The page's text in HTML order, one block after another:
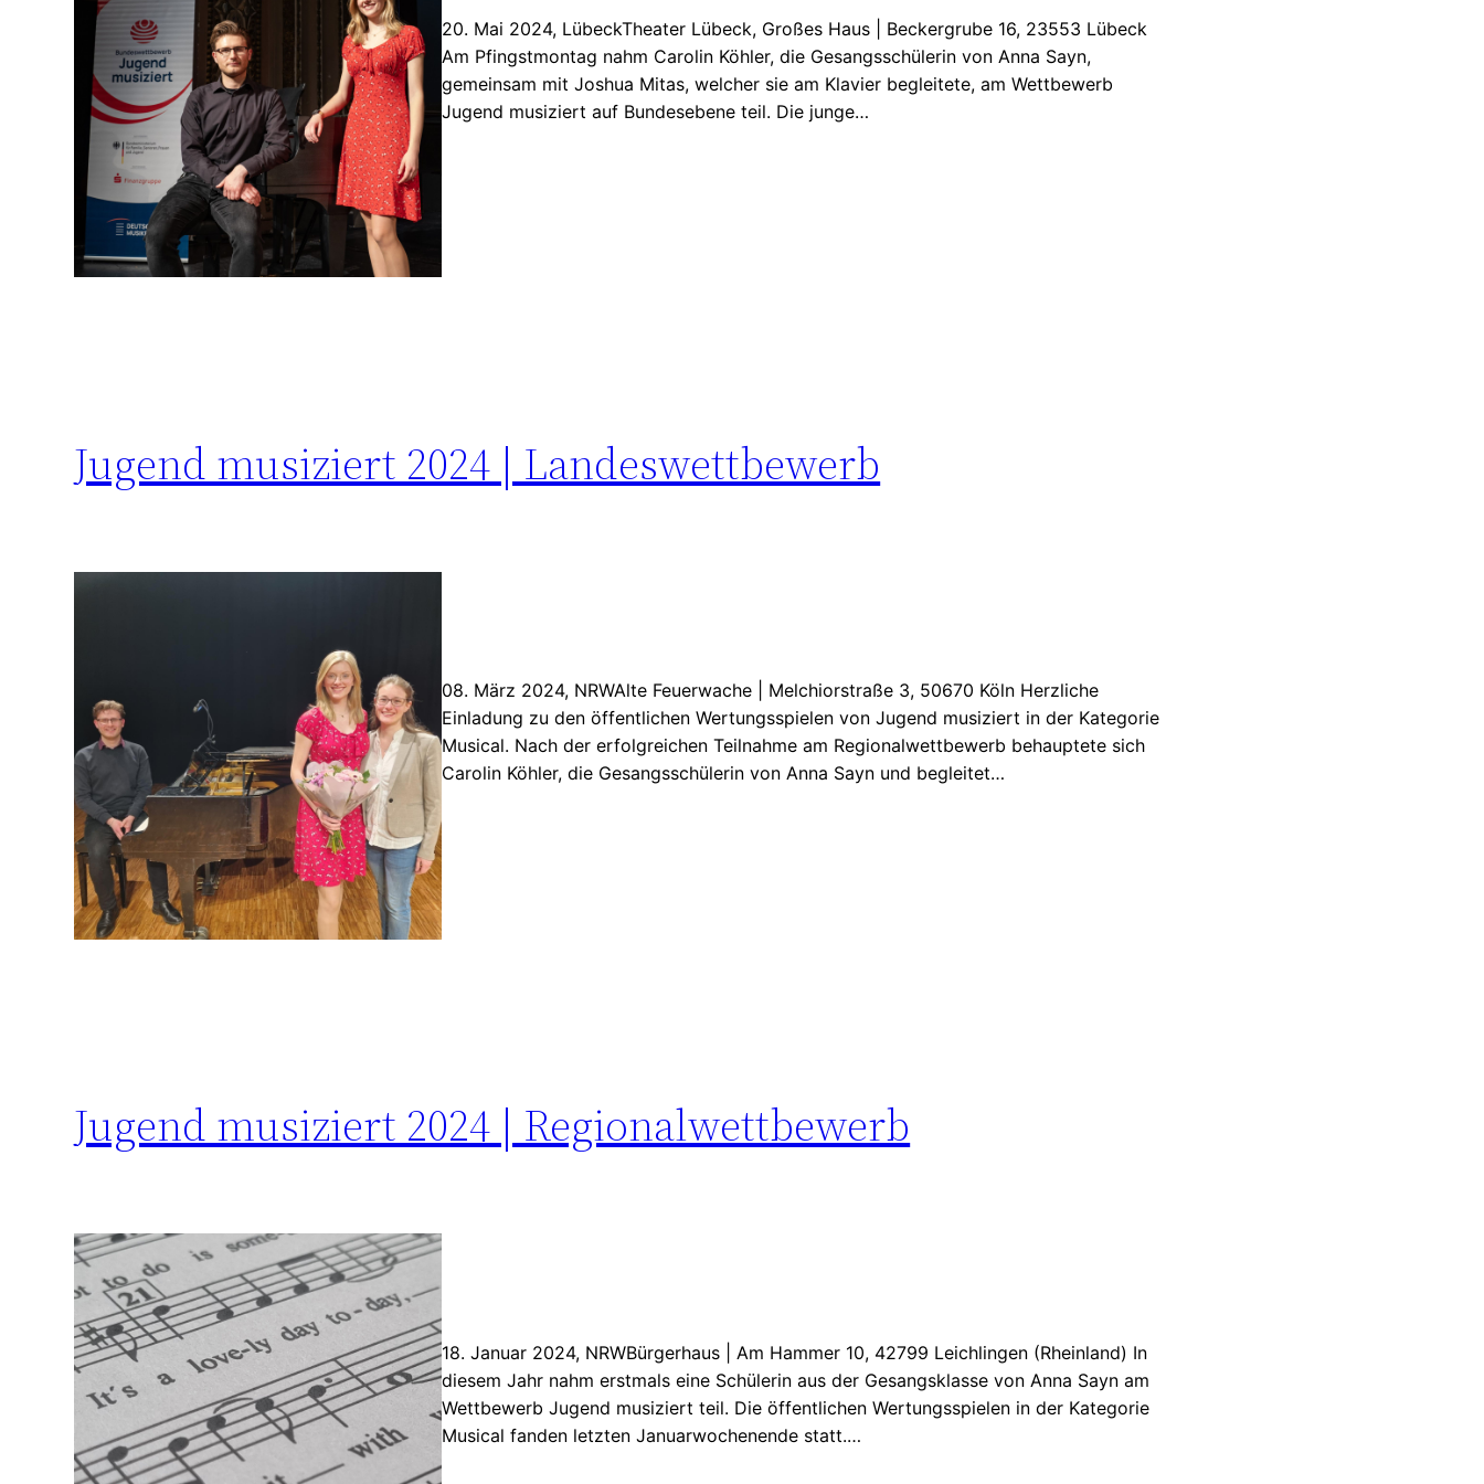
20. Mai 2024, LübeckTheater Lübeck, Großes Haus | Beckergrube 16, 23553 Lübeck
Am Pfingstmontag nahm Carolin Köhler, die Gesangsschülerin von Anna Sayn,
gemeinsam mit Joshua Mitas, welcher sie am Klavier begleitete, am Wettbewerb
Jugend musiziert auf Bundesebene teil. Die junge…
Jugend musiziert 2024 | Landeswettbewerb
08. März 2024, NRWAlte Feuerwache | Melchiorstraße 3, 50670 Köln Herzliche
Einladung zu den öffentlichen Wertungsspielen von Jugend musiziert in der Kategorie
Musical. Nach der erfolgreichen Teilnahme am Regionalwettbewerb behauptete sich
Carolin Köhler, die Gesangsschülerin von Anna Sayn und begleitet…
Jugend musiziert 2024 | Regionalwettbewerb
18. Januar 2024, NRWBürgerhaus | Am Hammer 10, 42799 Leichlingen (Rheinland) In
diesem Jahr nahm erstmals eine Schülerin aus der Gesangsklasse von Anna Sayn am
Wettbewerb Jugend musiziert teil. Die öffentlichen Wertungsspielen in der Kategorie
Musical fanden letzten Januarwochenende statt.…